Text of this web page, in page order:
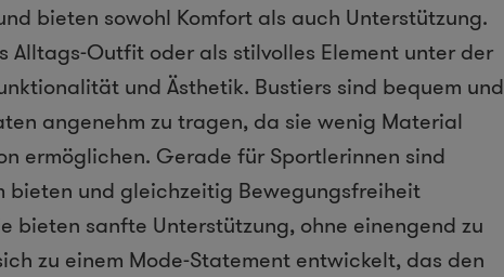
bieten sowohl Komfort als auch Unterstützung.
Alltags-Outfit oder als stilvolles Element unter der
und Ästhetik. Bustiers sind bequem und
angenehm zu tragen, da sie wenig Material
ermöglichen. Gerade für Sportlerinnen sind
bieten und gleichzeitig Bewegungsfreiheit
bieten sanfte Unterstützung, ohne einengend zu
zu einem Mode-Statement entwickelt, das den